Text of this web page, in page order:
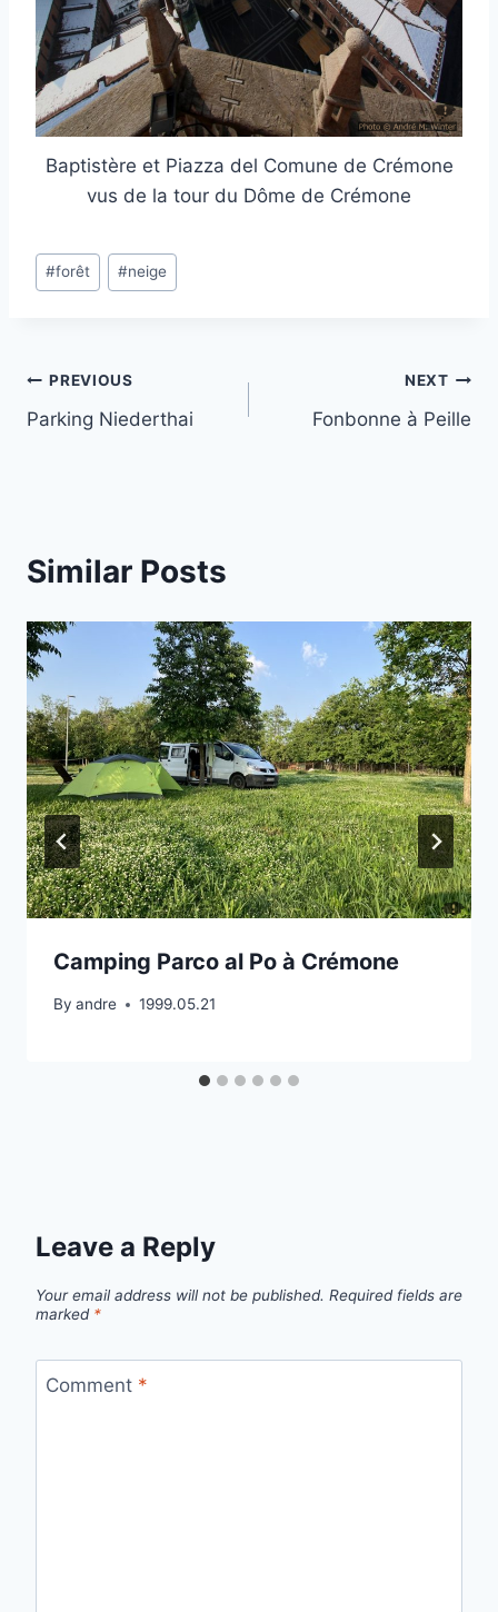
Baptistère et Piazza del Comune de Crémone
vus de la tour du Dôme de Crémone
Post
Tags:
#forêt #neige
Post
navigation
PREVIOUS
Parking Niederthai
NEXT
Fonbonne à Peille
Similar Posts
Camping Parco al Po à Crémone
By andre 1999.05.21
Leave a Reply
Your email address will not be published. Required fields are
marked *
Comment *